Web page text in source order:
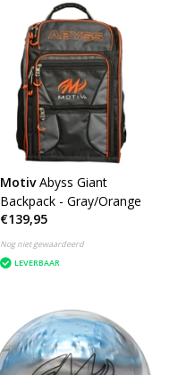
Motiv Abyss Giant
Backpack - Gray/Orange
€139,95
Nog niet gewaardeerd
LEVERBAAR